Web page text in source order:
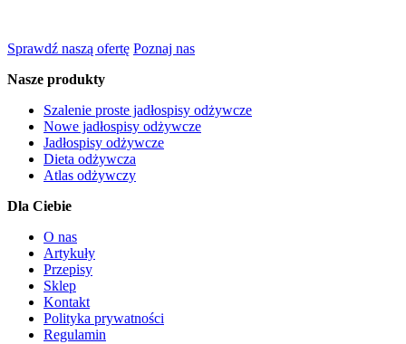
Sprawdź naszą ofertę Poznaj nas
Nasze produkty
Szalenie proste jadłospisy odżywcze
Nowe jadłospisy odżywcze
Jadłospisy odżywcze
Dieta odżywcza
Atlas odżywczy
Dla Ciebie
O nas
Artykuły
Przepisy
Sklep
Kontakt
Polityka prywatności
Regulamin